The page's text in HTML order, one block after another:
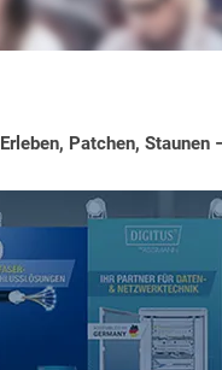
Erleben, Patchen,